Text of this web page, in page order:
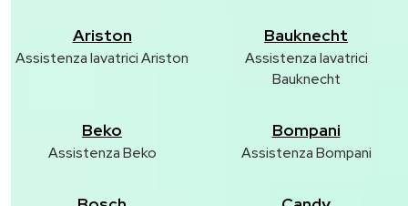
Ariston
Assistenza lavatrici Ariston
Bauknecht
Assistenza lavatrici
Bauknecht
Beko
Assistenza Beko
Bompani
Assistenza Bompani